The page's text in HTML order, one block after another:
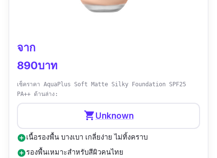
จาก
890บาท
เช็คราคา AquaPlus Soft Matte Silky Foundation SPF25
PA++ ด้านล่าง:
shopping_cartUnknown
add_circleเนื้อรองพื้น บางเบา เกลี่ยง่าย ไม่ทิ้งคราบ
add_circleรองพื้นเหมาะสำหรับสีผิวคนไทย